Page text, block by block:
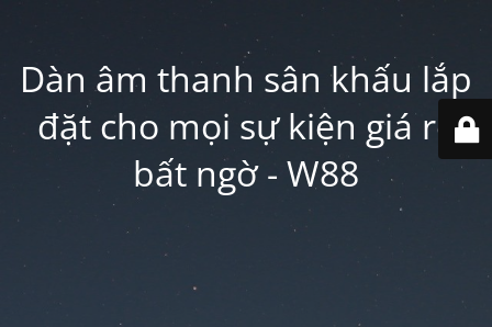
Dàn âm thanh sân khấu lắp
đặt cho mọi sự kiện giá rẻ
bất ngờ - W88